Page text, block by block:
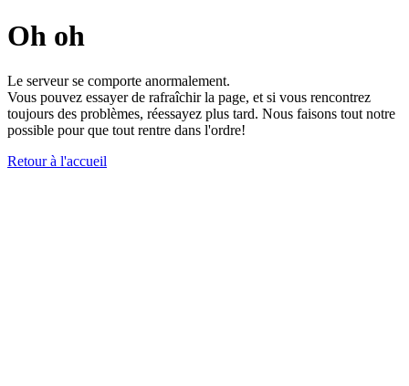
Oh oh
Le serveur se comporte anormalement.
Vous pouvez essayer de rafraîchir la page, et si vous rencontrez
toujours des problèmes, réessayez plus tard. Nous faisons tout notre
possible pour que tout rentre dans l'ordre!
Retour à l'accueil